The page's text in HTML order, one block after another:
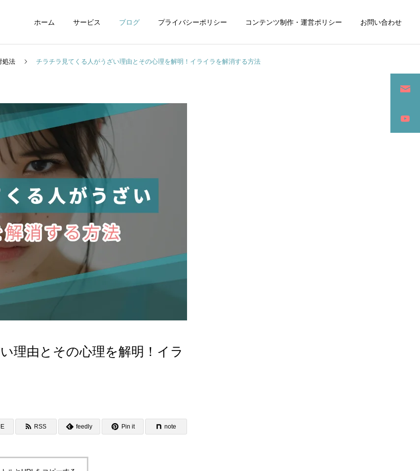
ホーム サービス ブログ プライバシーポリシー コンテンツ制作・運営ポリシー お問い合わせ
WEBデザイン
動画制作編集
処法 チラチラ見てくる人がうざい理由とその心理を解明！イライラを解消する方法
理由とその心理を解明！イラ
RSS feedly Pin it note